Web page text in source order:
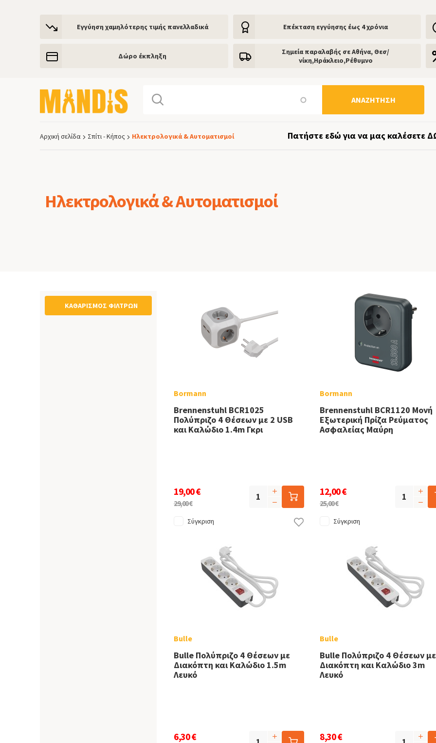
Εγγύηση χαμηλότερης τιμής πανελλαδικά Eπέκταση εγγύησης έως 4 χρόνια
Δώρο έκπληξη
Σημεία παραλαβής σε Αθήνα, Θεσ/
νίκη,Ηράκλειο,Ρέθυμνο
ΑΝΑΖΉΤΗΣΗ
Αρχική σελίδα Σπίτι - Κήπος Ηλεκτρολογικά & Αυτοματισμοί Πατήστε εδώ για να μας καλέσετε
Ηλεκτρολογικά & Αυτοματισμοί
ΚΑΘΑΡΙΣΜΌΣ ΦΊΛΤΡΩΝ
Bormann
Brennenstuhl BCR1025
Πολύπριζο 4 Θέσεων με 2 USB
και Καλώδιο 1.4m Γκρι
19,00 €
29,00 €
Σύγκριση
Bormann
Brennenstuhl BCR1120 Μονή
Εξωτερική Πρίζα Ρεύματος
Ασφαλείας Μαύρη
12,00 €
25,00 €
Σύγκριση
Bulle
Bulle Πολύπριζο 4 Θέσεων με
Διακόπτη και Καλώδιο 1.5m
Λευκό
6,30 €
Bulle
Bulle Πολύπριζο 4 Θέσεων με
Διακόπτη και Καλώδιο 3m
Λευκό
8,30 €